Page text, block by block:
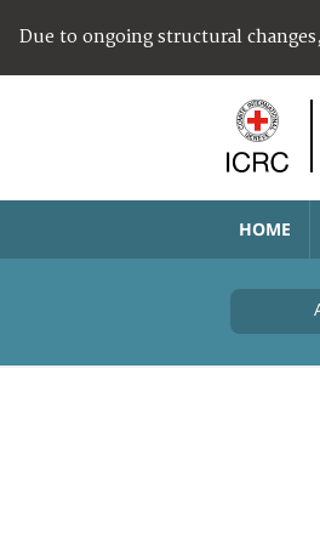
Due to ongoing structural
HOME